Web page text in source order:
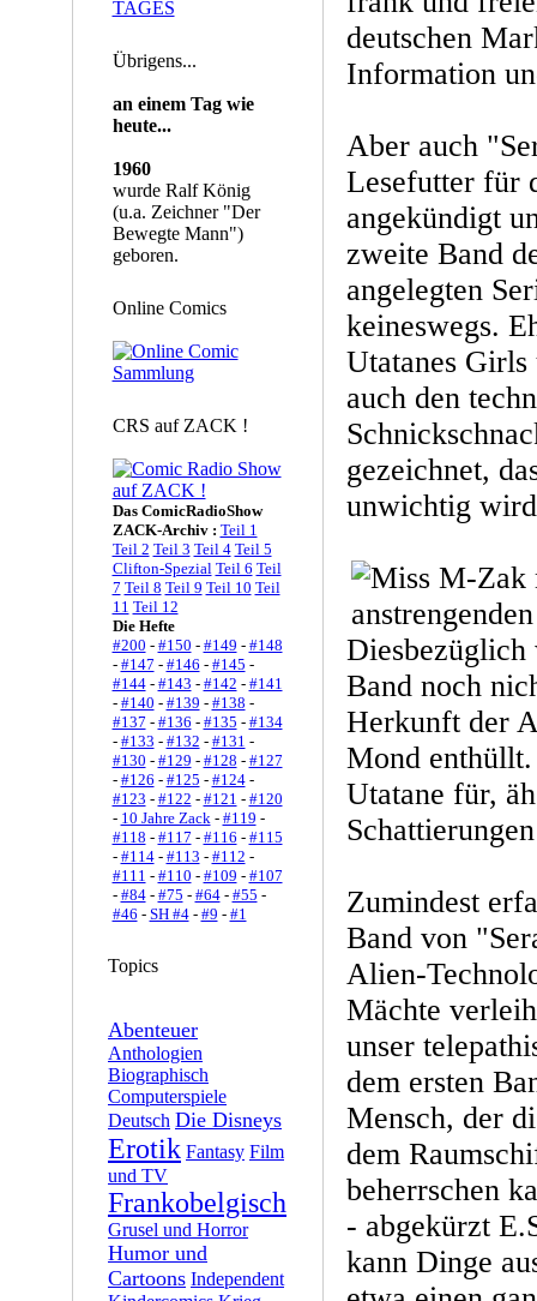
TAGES
Übrigens...
an einem Tag wie
heute...
1960
wurde Ralf König
(u.a. Zeichner "Der
Bewegte Mann")
geboren.
Online Comics
CRS auf ZACK !
Das ComicRadioShow
ZACK-Archiv : Teil 1
Teil 2 Teil 3 Teil 4 Teil 5
Clifton-Spezial Teil 6 Teil
7 Teil 8 Teil 9 Teil 10 Teil
11 Teil 12
Die Hefte
#200 - #150 - #149 - #148
- #147 - #146 - #145 -
#144- #143 - #142 - #141
- #140 - #139 - #138 -
#137 - #136 - #135 - #134
- #133 - #132 - #131 -
#130 - #129 - #128 - #127
- #126 - #125 - #124-
#123 - #122 - #121 - #120
- 10 Jahre Zack- #119 -
#118 - #117 - #116 - #115
- #114- #113 - #112 -
#111 - #110 - #109 - #107
- #84- #75 - #64- #55 -
#46 - SH #4- #9 - #1
Topics
Abenteuer
Anthologien
Biographisch
Computerspiele
Deutsch Die Disneys
Erotik Fantasy Film
und TV
Frankobelgisch
Grusel und Horror
Humor und
Cartoons Independent
deutschen
Information
Aber auch
Lesefutter für
angekündigt
zweite Band
angelegten
keineswegs.
Utatanes
auch den
gezeichnet,
unwichtig
Band noch
Herkunft der
Mond
Utatane für,
Zumindest
Band von
Alien-
Mächte
unser
dem ersten
Mensch, der
dem
beherrschen
- abgekürzt
kann Dinge